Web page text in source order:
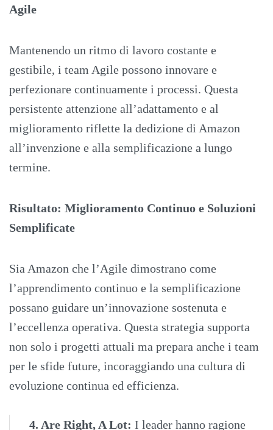
Agile
Mantenendo un ritmo di lavoro costante e
gestibile, i team Agile possono innovare e
perfezionare continuamente i processi. Questa
persistente attenzione all’adattamento e al
miglioramento riflette la dedizione di Amazon
all’invenzione e alla semplificazione a lungo
termine.
Risultato: Miglioramento Continuo e Soluzioni
Semplificate
Sia Amazon che l’Agile dimostrano come
l’apprendimento continuo e la semplificazione
possano guidare un’innovazione sostenuta e
l’eccellenza operativa. Questa strategia supporta
non solo i progetti attuali ma prepara anche i team
per le sfide future, incoraggiando una cultura di
evoluzione continua ed efficienza.
4. Are Right, A Lot: I leader hanno ragione